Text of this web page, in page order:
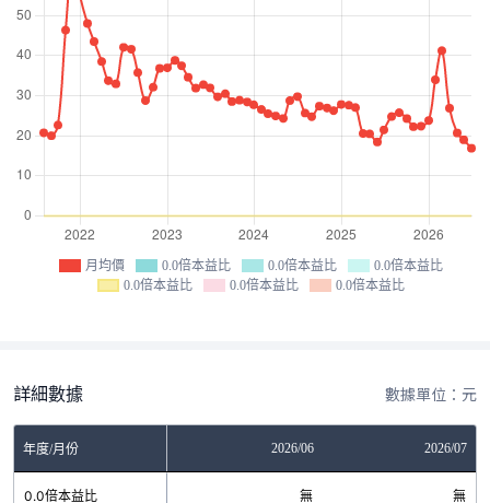
月均價 0.0倍本益比 0.0倍本益比
0.0倍本益比
0.0倍本益比
0.0倍本益比 0.0倍本益比
詳細數據 數據單位：元
年度/月份 2026/06 2026/07
0.0倍本益比 無 無